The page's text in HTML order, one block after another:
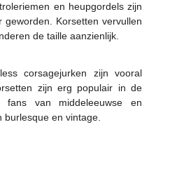
en heupgordels zijn
Korsetten vervullen
de taille aanzienlijk.
corsagejurken zijn vooral
zijn erg populair in de
van middeleeuwse en
en vintage.